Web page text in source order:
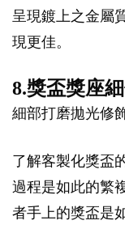
呈現鍍上之金屬
現更佳。
8.獎盃獎座
細部打磨拋光修
了解客製化獎盃
過程是如此的繁
者手上的獎盃是